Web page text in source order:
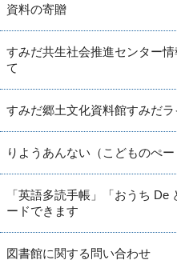
資料の寄贈
すみだ共生社会推進センター
て
すみだ郷土文化資料館すみだ
りようあんない（こどものぺー
「英語多読手帳」「おうち
ードできます
図書館に関する問い合わせ